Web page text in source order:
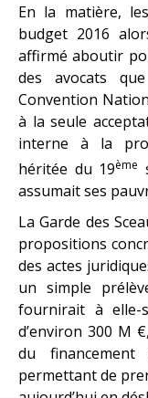
En la matière,
budget 2016
affirmé aboutir
des avocats
Convention
à la seule
interne à la
héritée du 19ème
assumait ses
La Garde des
propositions
des actes
un simple
fournirait à elle-
d’environ 300 M
du financement
permettant de